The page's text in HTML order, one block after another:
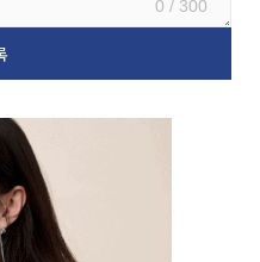
0 / 300